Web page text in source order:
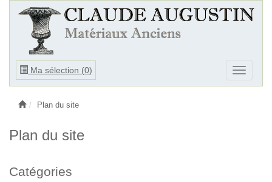
Ma sélection (0)
Ouvrir
Ouvrir
le
Plan du site
Plan du site
Catégories